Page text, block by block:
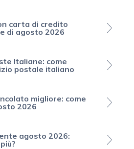
carta di credito
di agosto 2026
Italiane: come
postale italiano
migliore: come
2026
agosto 2026: